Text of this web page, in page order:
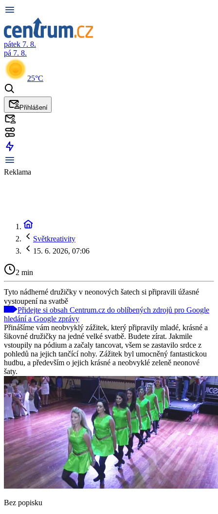
pátek 7. 8.
pá 7. 8.
25°C
Přihlášení
Reklama
Světkreativity
15. 6. 2026, 07:06
2 min
Tyto nádherné družičky v neonových šatech si připravili úžasné
vystoupení na svatbě
Přidejte si obsah Centrum.cz do oblíbených zdrojů pro Google
hledání a Google zprávy
Přinášíme vám neobvyklý zážitek, který připravily mladé, krásné a
šikovné družičky na jedné velké svatbě. Budete zírat. Jakmile
vstoupily na pódium a začaly tancovat, všem se zastavilo srdce z
pohledů na jejich tančící nohy. Zážitek byl umocněný fantastickou
hudbu, a především o jejich krásné a neobvyklé zeleně neonové
šaty.
Bez popisku